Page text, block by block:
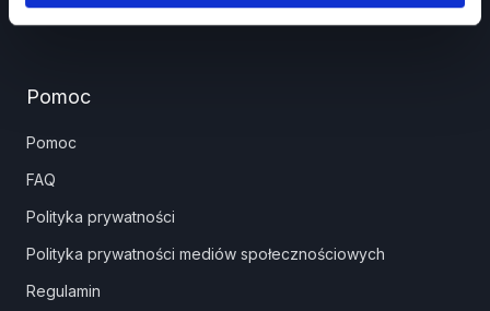
Panel partnera
Pomoc
Pomoc
FAQ
Polityka prywatności
Polityka prywatności mediów społecznościowych
Regulamin